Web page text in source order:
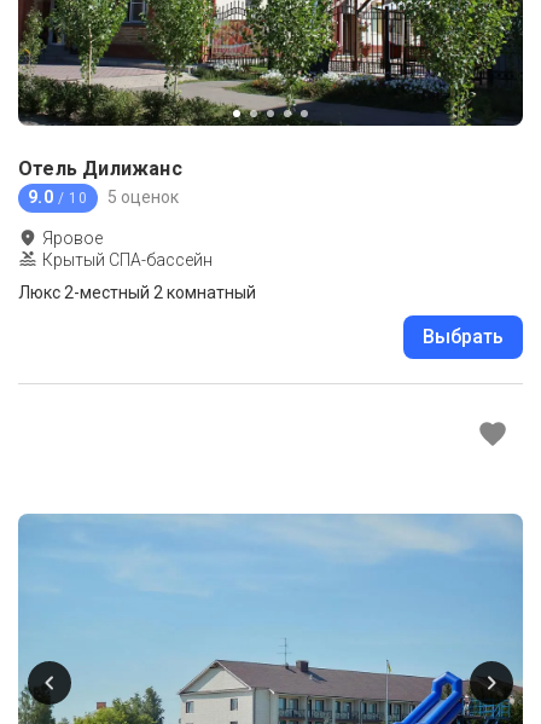
Отель Дилижанс
9.0 / 10 5 оценок
Яровое
Крытый СПА-бассейн
Люкс 2-местный 2 комнатный
Выбрать